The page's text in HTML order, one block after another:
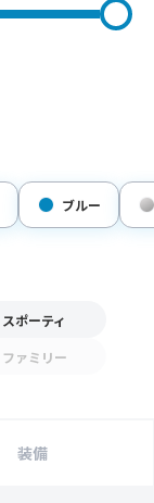
ブルー
スポーティ
ファミリー
装備